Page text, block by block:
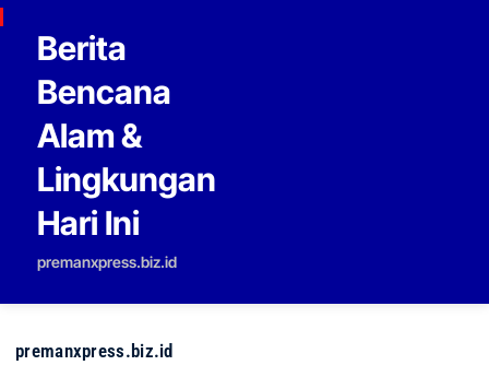
Skip to content
Berita
Bencana
Alam &
Lingkungan
Hari Ini
premanxpress.biz.id
premanxpress.biz.id